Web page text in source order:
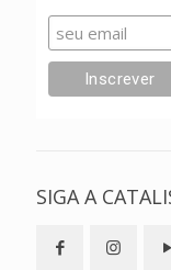
SIGA A